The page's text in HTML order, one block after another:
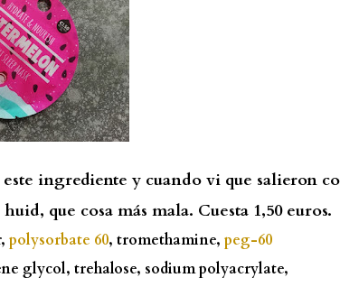
ingrediente y cuando vi que salieron
que cosa más mala. Cuesta 1,50 euros.
polysorbate 60, tromethamine, peg-60
glycol, trehalose, sodium polyacrylate,